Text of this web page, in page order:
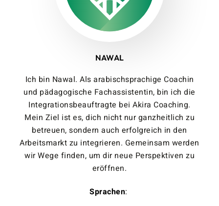
NAWAL
Ich bin Nawal. Als arabischsprachige Coachin
und pädagogische Fachassistentin, bin ich die
Integrationsbeauftragte bei Akira Coaching.
Mein Ziel ist es, dich nicht nur ganzheitlich zu
betreuen, sondern auch erfolgreich in den
Arbeitsmarkt zu integrieren. Gemeinsam werden
wir Wege finden, um dir neue Perspektiven zu
eröffnen.
Sprachen: